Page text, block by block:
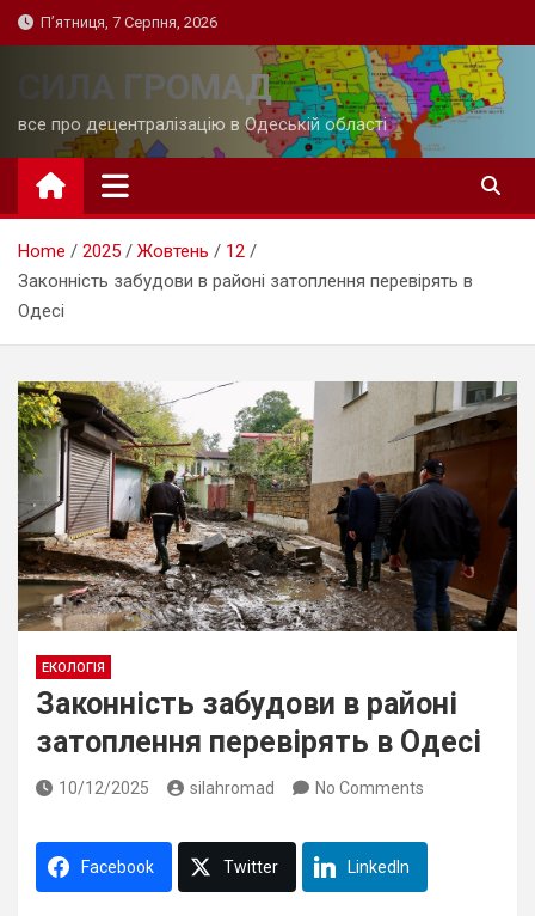
Skip
to
П’ятниця, 7 Серпня, 2026
СИЛА ГРОМАД
все про децентралізацію в Одеській області
Home 2025 Жовтень
12
Законність забудови в районі затоплення перевірять в
Одесі
ЕКОЛОГІЯ
Законність забудови в районі
затоплення перевірять в Одесі
10/12/2025 silahromad No Comments
Facebook Twitter LinkedIn